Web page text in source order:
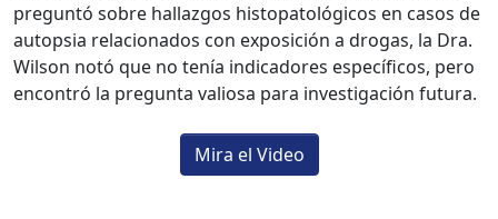
preguntó sobre hallazgos histopatológicos en casos de
autopsia relacionados con exposición a drogas, la Dra.
Wilson notó que no tenía indicadores específicos, pero
encontró la pregunta valiosa para investigación futura.
Mira el Video